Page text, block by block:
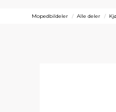
Mopedbildeler Alle deler